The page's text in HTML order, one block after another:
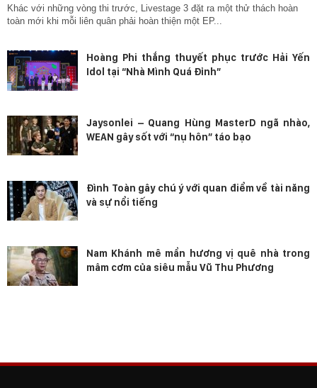
Khác với những vòng thi trước, Livestage 3 đặt ra một thử thách hoàn
toàn mới khi mỗi liên quân phải hoàn thiện một EP...
Hoàng Phi thắng thuyết phục trước Hải Yến
Idol tại “Nhà Mình Quá Đỉnh”
Jaysonlei – Quang Hùng MasterD ngã nhào,
WEAN gây sốt với “nụ hôn” táo bạo
Đình Toàn gây chú ý với quan điểm về tài năng
và sự nổi tiếng
Nam Khánh mê mẩn hương vị quê nhà trong
mâm cơm của siêu mẫu Vũ Thu Phương